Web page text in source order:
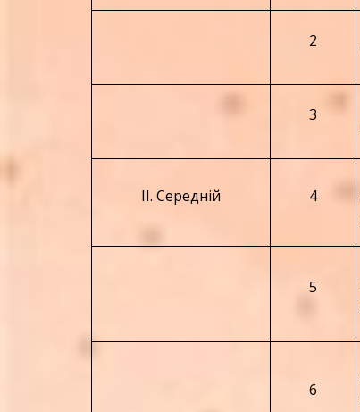
2
3
ІІ. Середній 4
5
6